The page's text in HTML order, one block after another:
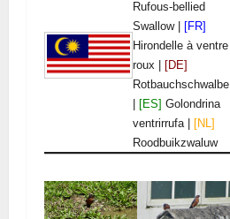
Rufous-bellied
Swallow |
[FR]
Hirondelle à ventre
roux |
[DE]
Rotbauchschwalbe
[ES] Golondrina
ventrirrufa |
[NL]
Roodbuikzwaluw